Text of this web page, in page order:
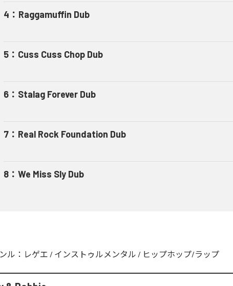
4 ： Raggamuffin Dub
5 ： Cuss Cuss Chop Dub
6 ： Stalag Forever Dub
7 ： Real Rock Foundation Dub
8 ： We Miss Sly Dub
ル： レゲエ / インストゥルメンタル / ヒップホップ/ラップ